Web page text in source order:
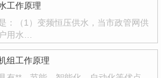
工作原理
：（1）变频恒压供水，当市政管网供
用水…
组工作原理